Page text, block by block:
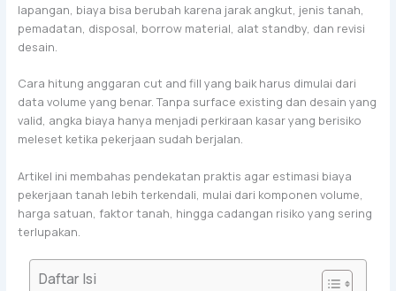
lapangan, biaya bisa berubah karena jarak angkut, jenis tanah,
pemadatan, disposal, borrow material, alat standby, dan revisi
desain.
Cara hitung anggaran cut and fill yang baik harus dimulai dari
data volume yang benar. Tanpa surface existing dan desain yang
valid, angka biaya hanya menjadi perkiraan kasar yang berisiko
meleset ketika pekerjaan sudah berjalan.
Artikel ini membahas pendekatan praktis agar estimasi biaya
pekerjaan tanah lebih terkendali, mulai dari komponen volume,
harga satuan, faktor tanah, hingga cadangan risiko yang sering
terlupakan.
Daftar Isi